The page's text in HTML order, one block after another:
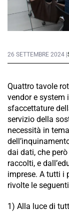
26 SETTEMBRE 2024 |
Quattro tavole
vendor e system
sfaccettature
servizio della
necessità in
dai dati, che
raccolti, e
imprese. A tutti i
rivolte le
1) Alla luce di